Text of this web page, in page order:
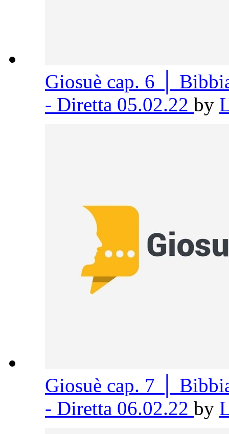
Giosuè cap. 6 │
- Diretta 05.02.22 by
Giosuè cap. 7 │
- Diretta 06.02.22 by